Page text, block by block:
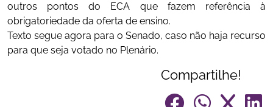
outros pontos do ECA que fazem referência à
obrigatoriedade da oferta de ensino.
Texto segue agora para o Senado, caso não haja recurso
para que seja votado no Plenário.
Compartilhe!